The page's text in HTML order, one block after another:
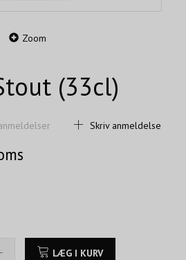
Zoom
(33cl)
Skriv anmeldelse
LÆG I KURV